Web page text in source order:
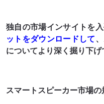
独自の市場インサイトを
ットをダウンロードして
についてより深く掘り下げ
スマートスピーカー市場の